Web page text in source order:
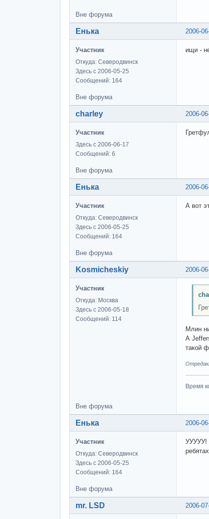
Вне форума
2006-
Енька
Участник
Откуда: Северодвинск
Здесь с 2006-05-25
Сообщений: 164
ищи -
Вне форума
2006-
charley
Участник
Здесь с 2006-06-17
Сообщений: 6
Вне форума
2006-
Енька
Участник
Откуда: Северодвинск
Здесь с 2006-05-25
Сообщений: 164
А вот
Вне форума
2006-
Kosmicheskiy
Участник
Откуда: Москва
Здесь с 2006-05-18
Сообщений: 114
Млин
А
такой
Время
Вне форума
2006-
Енька
Участник
Откуда: Северодвинск
Здесь с 2006-05-25
Сообщений: 164
УУУУУ!
ребятах
Вне форума
2006-
mr. LSD